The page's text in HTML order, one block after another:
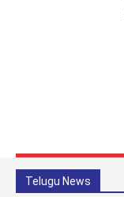
Telugu News